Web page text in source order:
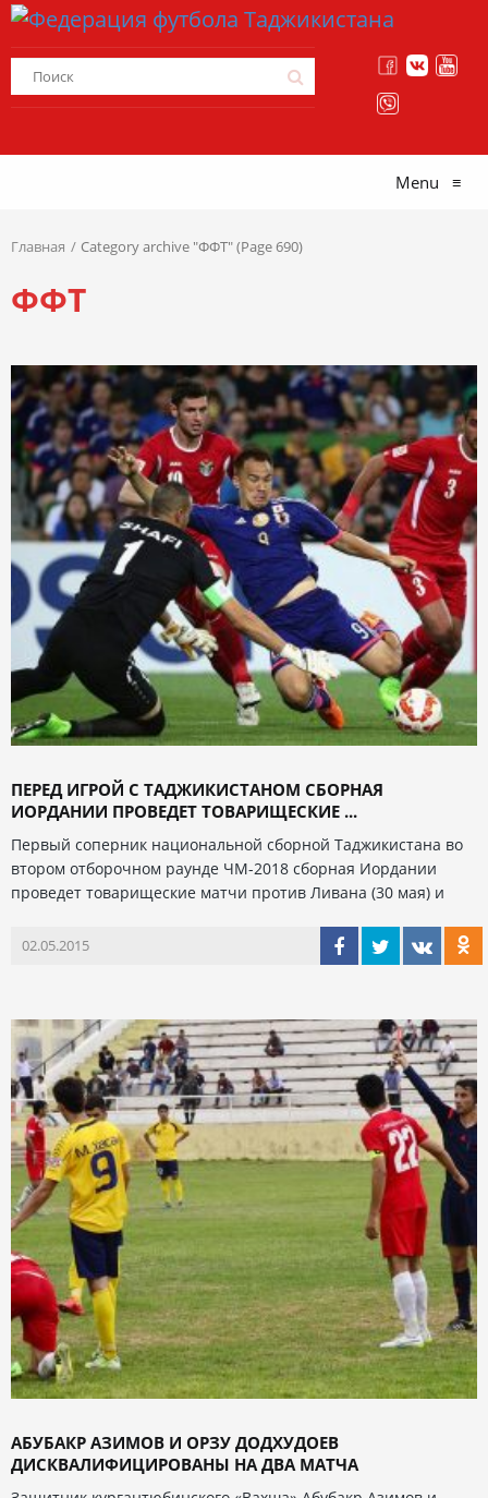
Menu ≡
Главная Category archive "ФФТ" (Page 690)
ФФТ
ПЕРЕД ИГРОЙ С ТАДЖИКИСТАНОМ СБОРНАЯ
ИОРДАНИИ ПРОВЕДЕТ ТОВАРИЩЕСКИЕ ...
Первый соперник национальной сборной Таджикистана во
втором отборочном раунде ЧМ-2018 сборная Иордании
проведет товарищеские матчи против Ливана (30 мая) и
02.05.2015
АБУБАКР АЗИМОВ И ОРЗУ ДОДХУДОЕВ
ДИСКВАЛИФИЦИРОВАНЫ НА ДВА МАТЧА